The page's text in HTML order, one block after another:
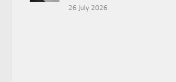
26 July 2026